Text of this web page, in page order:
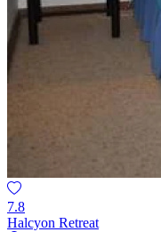
7.8
Halcyon Retreat